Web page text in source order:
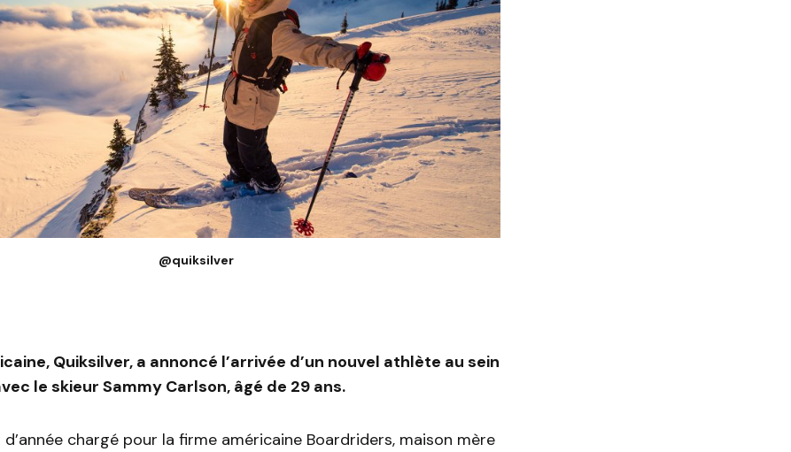
@quiksilver
Quiksilver, a annoncé l’arrivée d’un nouvel athlète au sein
le skieur Sammy Carlson, âgé de 29 ans.
d’année chargé pour la firme américaine Boardriders, maison mère